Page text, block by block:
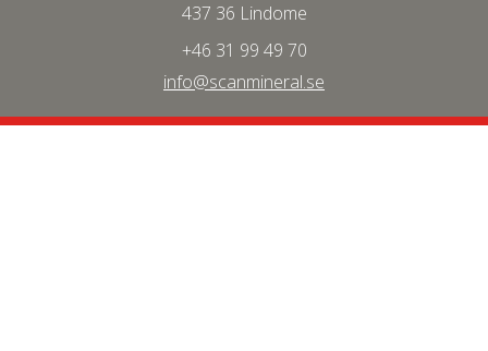
437 36 Lindome
+46 31 99 49 70
info@scanmineral.se